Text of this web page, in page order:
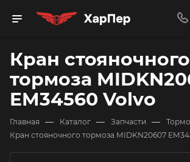
Кран стояночного
тормоза
EM34560 Volvo
Главная — Каталог — Запчасти —
Кран стояночного тормоза MIDKN20607